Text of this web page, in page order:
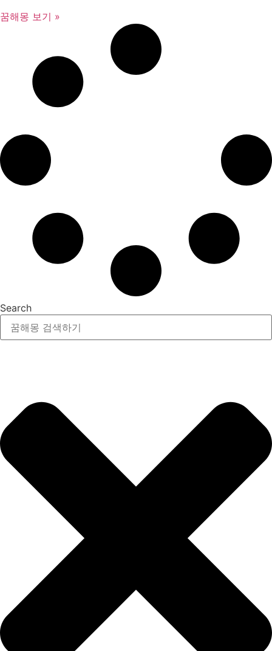
꿈해몽 보기 »
Search